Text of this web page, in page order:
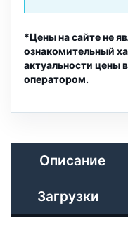
*Цены на сайте не
ознакомительный
актуальности цены
оператором.
Описание
Загрузки